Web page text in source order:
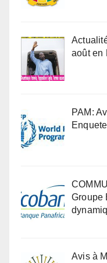
août en
PAM:
Groupe
Avis à